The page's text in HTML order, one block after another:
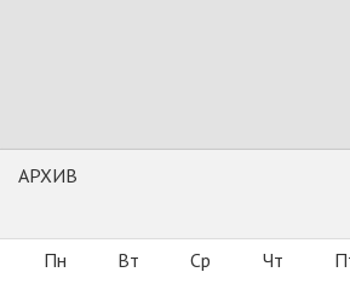
АРХИВ
Пн Вт Ср Чт